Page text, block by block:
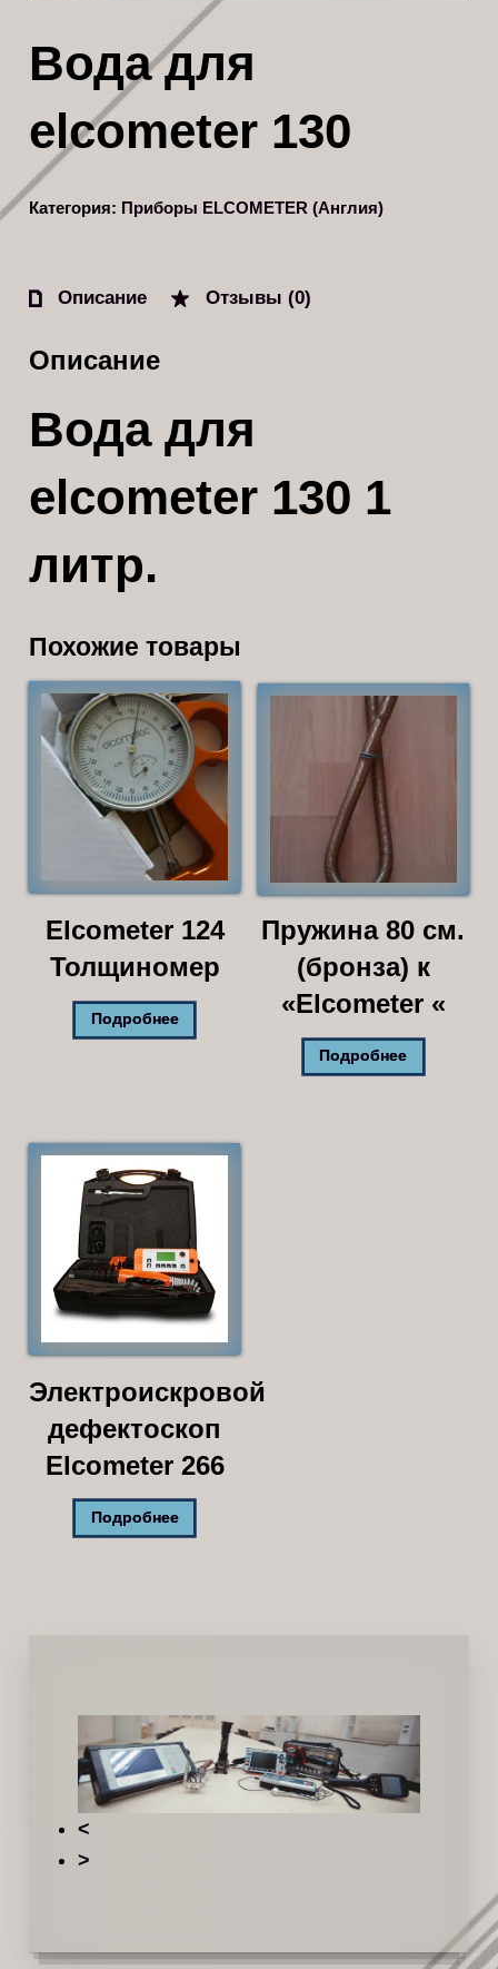
Вода для
elcometer 130
Категория: Приборы ELCOMETER (Англия)
Описание Отзывы (0)
Описание
Вода для
elcometer 130 1
литр.
Похожие товары
Elcometer 124
Толщиномер
Подробнее
Пружина 80 см.
(бронза) к
«Elcometer «
Подробнее
Электроискровой
дефектоскоп
Elcometer 266
Подробнее
<
>